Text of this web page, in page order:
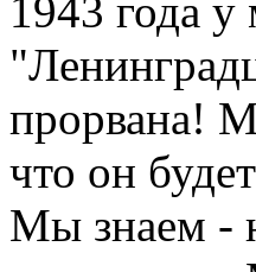
1943 года
прорвана!
что он
Мы знаем -